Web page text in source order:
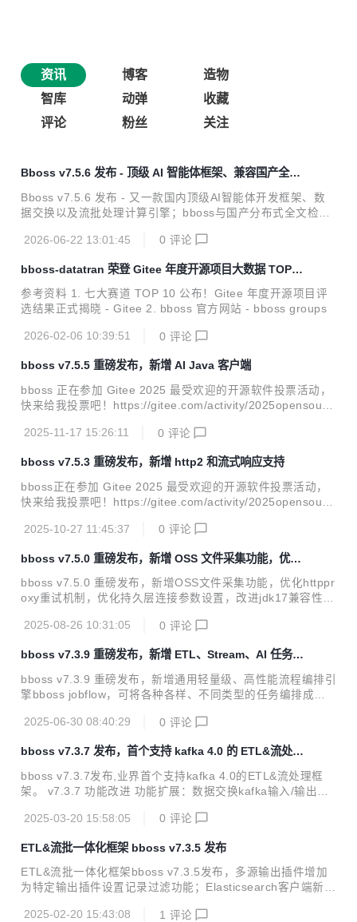
资讯 博客
造物
智库
动弹
收藏
评论
粉丝 关注
Bboss v7.5.6 发布 - 顶级 AI 智能体框架、兼容国产全文
检索产品 Easysearch
Bboss v7.5.6 发布 - 又一款国内顶级AI智能体开发框架、数
据交换以及流批处理计算引擎；bboss与国产分布式全文检索
户端全面兼容Easysearch全系列版本；带来诸多功能改进和b
-Action模式；基于bboss有向循环图实现多智能体编排和自主
循环迭代，支持并行、串行、条件、路由、裁判、通用、循环l
oop等多种智能体节点，轻松按需编排一切可能的任务节点到
智能体工作流；支持智能体工作流定时调度执行，提供节假日
忽略执行或者指定...
2026-06-22 13:01:45 0 评论
bboss-datatran 荣登 Gitee 年度开源项目大数据 TOP10
榜单
参考资料 1. 七大赛道 TOP 10 公布！Gitee 年度开源项目评
选结果正式揭晓 - Gitee 2. bboss 官方网站 - bboss groups
2026-02-06 10:39:51 0 评论
bboss v7.5.5 重磅发布，新增 AI Java 客户端
bboss 正在参加 Gitee 2025 最受欢迎的开源软件投票活动，
快来给我投票吧！https://gitee.com/activity/2025opensourc
端，同时带来一系列功能完善和改进。bboss ai java客户端目
验）： 文本对话 图像识别 图像生成 语音识别 语音生成 视频
生成 v7.5.5 功能改进 AI模型客户端服务改进：发送流结束事
件到前端，可以在流结束事件中附带附加信息，例如：Rag附
件材料链接等 AI模型客户端httprp...
2025-11-17 15:26:11 0 评论
bboss v7.5.3 重磅发布，新增 http2 和流式响应支持
bboss正在参加 Gitee 2025 最受欢迎的开源软件投票活动，
快来给我投票吧！https://gitee.com/activity/2025opensourc
响应支持，轻松实现各种大模型流式模式调用，同时带来一系
0 websocket功能 工作流改进：工作流触发器脚本接口增加lo
gger日志对象，用于在脚本中记录日志 优化数据库管理工具
mysqlbinlog同步改进：自定义BinaryLogClientExt，打印异
常情况日...
2025-10-27 11:45:37 0 评论
bboss v7.5.0 重磅发布，新增 OSS 文件采集功能，优化
httpproxy 重试机制
bboss v7.5.0 重磅发布，新增OSS文件采集功能，优化httppr
oxy重试机制，优化持久层连接参数设置，改进jdk17兼容性。
异步执行模式 工作流改进：通用函数节点提供抽象函数基础类
供了节点初始化方法的实现 工作流改进：完善工作流执行上下
文参数管理api，获取参数方法可以指定默认值 工作流改进：
完善并行分支barrier机制：增加自定义JobFlowCyclicBarrie
r，设置barrier超时时间，避免出现一直阻塞等待的可能性 文
件采集插件...
2025-08-26 10:31:05 0 评论
bboss v7.3.9 重磅发布，新增 ETL、Stream、AI 任务流
程编排引擎
bboss v7.3.9 重磅发布，新增通用轻量级、高性能流程编排引
擎bboss jobflow，可将各种各样、不同类型的任务编排成工
作业任务、业务办理任务、充值缴费任务以及大模型推理任务
oss jobflow，使用参考文档 https://esdoc.bbossgroups.co
m/#/jobworkflow 数据交换模块增加作业流程任务编排功能 基
础框架jdk 17+版本兼容性改进 引入amz s3协议，实现文件上
2025-06-30 08:40:29 0 评论
bboss v7.3.7 发布，首个支持 kafka 4.0 的 ETL&流处理
框架
bboss v7.3.7发布,业界首个支持kafka 4.0的ETL&流处理框
架。 v7.3.7 功能改进 功能扩展：数据交换kafka输入/输出插
4.0插件数据交换作业案例下载地址 https://gitee.com/bboss/
数据交换Serial任务执行时报TaskMetrics空指针问题 参考资
料 bboss ETL 工具使用集成指南 https://esdoc.bbossgroup
s.com/#/db-e...
2025-03-20 15:58:05 0 评论
ETL&流批一体化框架 bboss v7.3.5 发布
ETL&流批一体化框架bboss v7.3.5发布，多源输出插件增加
为特定输出插件设置记录过滤功能；Elasticsearch客户端新增
client和http微服务框架增加对Kerberos认证支持；支持基于K
2025-02-20 15:43:08 1 评论